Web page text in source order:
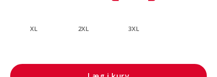
XL 2XL 3XL